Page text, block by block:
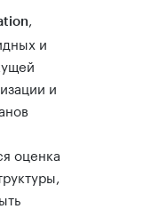
,
и
и
оценка